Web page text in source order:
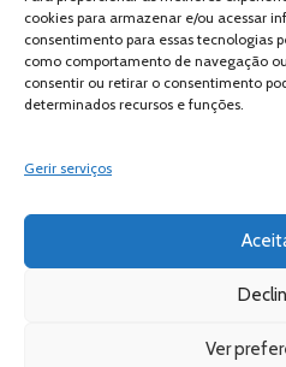
cookies para armazenar e/ou acessar
consentimento para essas tecnologias
como comportamento de navegação
consentir ou retirar o consentimento
determinados recursos e funções.
Gerir serviços
Ver
Spam, apenas
conteúdos!
Bem Explicado © 2026